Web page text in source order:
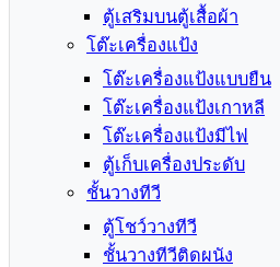
ตู้เสริมบนตู้เสื้อผ้า
โต๊ะเครื่องแป้ง
โต๊ะเครื่องแป้งแบบยืน
โต๊ะเครื่องแป้งเกาหลี
โต๊ะเครื่องแป้งมีไฟ
ตู้เก็บเครื่องประดับ
ชั้นวางทีวี
ตู้โชว์วางทีวี
ชั้นวางทีวีติดผนัง